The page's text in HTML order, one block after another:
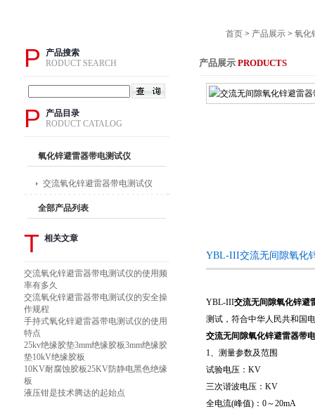
首页 > 产品展示 > 氧化
产品展示 PRODUCTS
YBL-III交流无间隙氧化
YBL-III交流无间隙氧化锌避
测试，符合中华人民共和国
交流无间隙氧化锌避雷器带
1、测量参数及范围
试验电压：KV
三次谐波电压：KV
全电流(峰值)：0～20mA
P
产品搜索
RODUCT SEARCH
P
产品目录
RODUCT CATALOG
氧化锌避雷器带电测试仪
交流氧化锌避雷器带电测试仪
全部产品列表
T 相关文章
交流氧化锌避雷器带电测试仪的使用频
率有多久
交流氧化锌避雷器带电测试仪的安全操
作规程
手持式氧化锌避雷器带电测试仪的使用
特点
25kv绝缘胶垫3mm绝缘胶板3mm绝缘胶
垫10kV绝缘胶板
10KV耐腐蚀胶板25KV防静电黑色绝缘
板
液压钳是技术腾达的起始点